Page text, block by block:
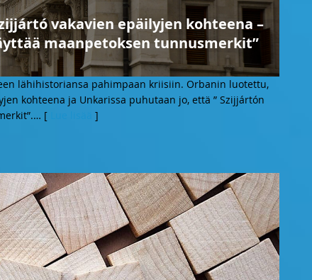
vakavien epäilyjen kohteena –
maanpetoksen tunnusmerkit”
lähihistoriansa pahimpaan kriisiin. Orbanin luotettu,
kohteena ja Unkarissa puhutaan jo, että ” Szijjártón
… [ ]